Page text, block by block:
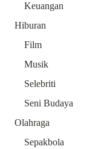
Keuangan
Hiburan
Film
Musik
Selebriti
Seni Budaya
Olahraga
Sepakbola